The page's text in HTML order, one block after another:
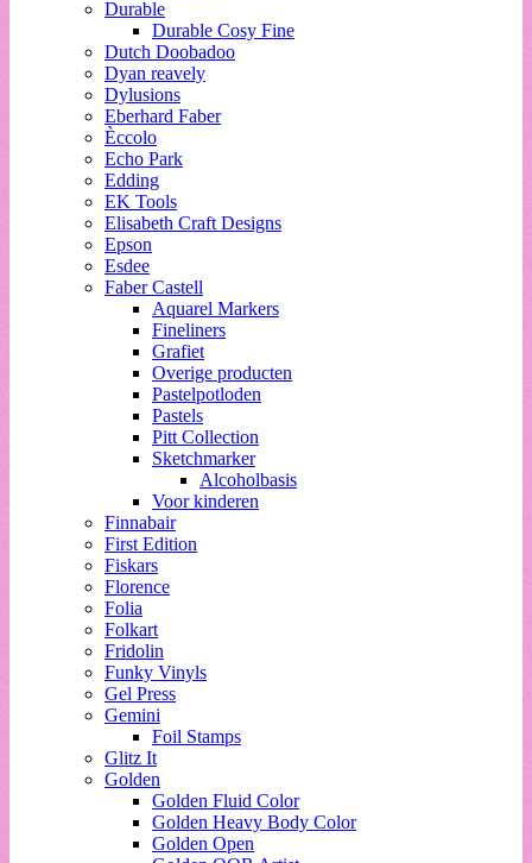
Durable
Durable Cosy Fine
Dutch Doobadoo
Dyan reavely
Dylusions
Eberhard Faber
Èccolo
Echo Park
Edding
EK Tools
Elisabeth Craft Designs
Epson
Esdee
Faber Castell
Aquarel Markers
Fineliners
Grafiet
Overige producten
Pastelpotloden
Pastels
Pitt Collection
Sketchmarker
Alcoholbasis
Voor kinderen
Finnabair
First Edition
Fiskars
Florence
Folia
Folkart
Fridolin
Funky Vinyls
Gel Press
Gemini
Foil Stamps
Glitz It
Golden
Golden Fluid Color
Golden Heavy Body Color
Golden Open